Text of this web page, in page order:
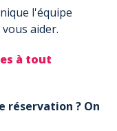
l'équipe
aider.
à tout
réservation ? On